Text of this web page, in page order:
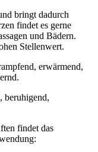
bringt dadurch
findet es gerne
und Bädern.
Stellenwert.
erwärmend,
beruhigend,
findet das